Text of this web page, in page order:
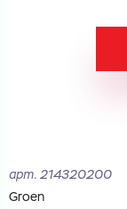
арт. 214320200
Groen